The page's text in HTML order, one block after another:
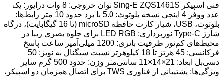
فنی اسپیکر Sing-E ZQS1461S توان خروجی: 8 وات درایور: یک
عدد ووفر 4 اینچی نسخه بلوتوث: 5.0 با برد حدود 10 متر رابط‌ها:
بلوتوث، USB، شیار کارت حافظه microSD (تا 16 گیگابایت)، درگاه
شارژ Type-C نورپردازی: LED RGB برای جلوه بصری زیبا در
محیط‌های کم‌نور ظرفیت باتری: 1200 میلی‌آمپر ساعت پاسخ
فرکانسی: 45 هرتز تا 18 کیلوهرتز نسبت سیگنال به نویز: 50
دسی‌بل ابعاد: 21×14×11 سانتی‌متر وزن: حدود 500 گرم سایر
ویژگی‌ها: پشتیبانی از فناوری TWS برای اتصال همزمان دو اسپیکر،